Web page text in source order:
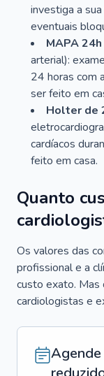
investiga a
eventuais
MAPA 24h
arterial):
24 horas com
ser feito em
Holter de
cardíacos
feito em casa.
Quanto
Os valores das
profissional e a
custo exato. Mas
cardiologistas e
Agende